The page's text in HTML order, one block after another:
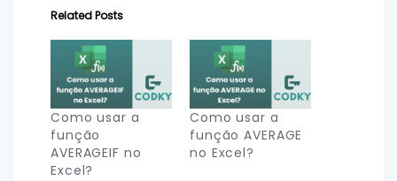
Related Posts
Como usar a
função
AVERAGEIF no
Excel?
Como usar a
função AVERAGE
no Excel?